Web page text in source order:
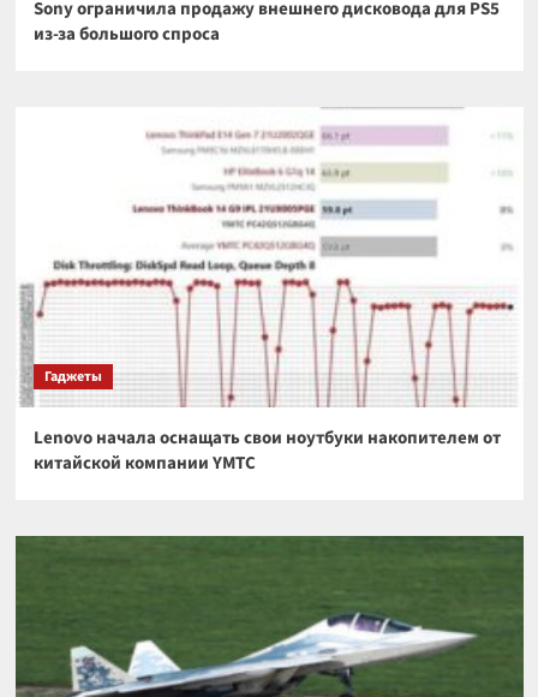
Sony ограничила продажу внешнего дисковода для PS5
из-за большого спроса
Гаджеты
Lenovo начала оснащать свои ноутбуки накопителем от
китайской компании YMTC